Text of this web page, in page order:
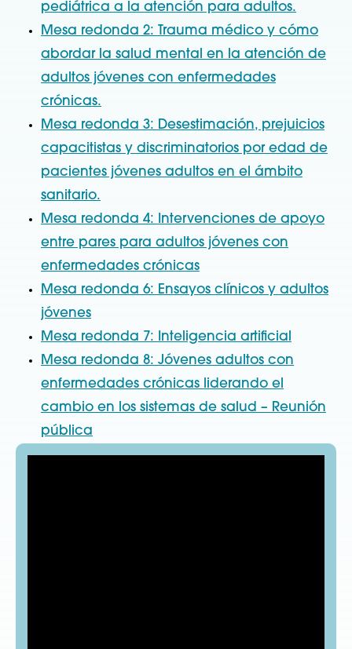
pediátrica a la atención para adultos.
Mesa redonda 2: Trauma médico y cómo
abordar la salud mental en la atención de
adultos jóvenes con enfermedades
crónicas.
Mesa redonda 3: Desestimación, prejuicios
capacitistas y discriminatorios por edad de
pacientes jóvenes adultos en el ámbito
sanitario.
Mesa redonda 4: Intervenciones de apoyo
entre pares para adultos jóvenes con
enfermedades crónicas
Mesa redonda 6: Ensayos clínicos y adultos
jóvenes
Mesa redonda 7: Inteligencia artificial
Mesa redonda 8: Jóvenes adultos con
enfermedades crónicas liderando el
cambio en los sistemas de salud – Reunión
pública